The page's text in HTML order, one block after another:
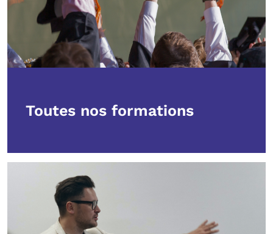
Toutes nos formations